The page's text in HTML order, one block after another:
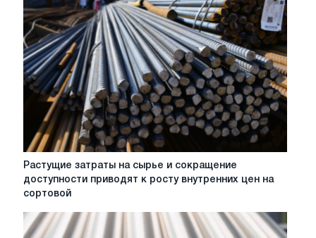
Растущие
на
и
сокращение
Растущие затраты на сырье и сокращение
доступности приводят к росту внутренних цен на
сортовой